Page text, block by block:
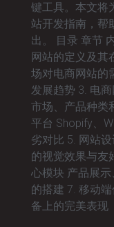
键工具。本文将
站开发指南，帮
出。 目录 章节
网站的定义及其
场对电商网站的
发展趋势 3. 电
市场、产品种类
平台 Shopify、
劣对比 5. 网站
的视觉效果与友
心模块 产品展
的搭建 7. 移动
备上的完美表现